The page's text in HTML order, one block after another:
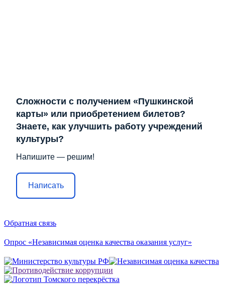
Сложности с получением «Пушкинской
карты» или приобретением билетов?
Знаете, как улучшить работу учреждений
культуры?
Напишите — решим!
Написать
Обратная связь
Опрос «Независимая оценка качества оказания услуг»